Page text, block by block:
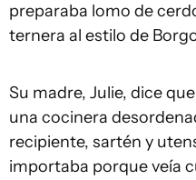
preparaba lomo de
ternera al estilo de
Su madre, Julie, dice
una cocinera
recipiente, sartén y
importaba porque veía